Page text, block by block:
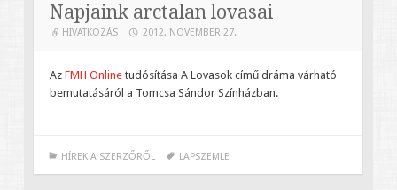
Napjaink arctalan lovasai
HIVATKOZÁS 2012. NOVEMBER 27.
Az FMH Onlinetudósítása A Lovasok című dráma várható
bemutatásáról a Tomcsa Sándor Színházban.
HÍREK A SZERZŐRŐL LAPSZEMLE